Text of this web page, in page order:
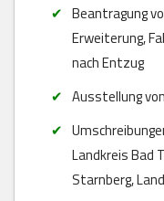
Beantragung
Erweiterung,
nach Entzug
Ausstellung
Landkreis Bad
Starnberg,